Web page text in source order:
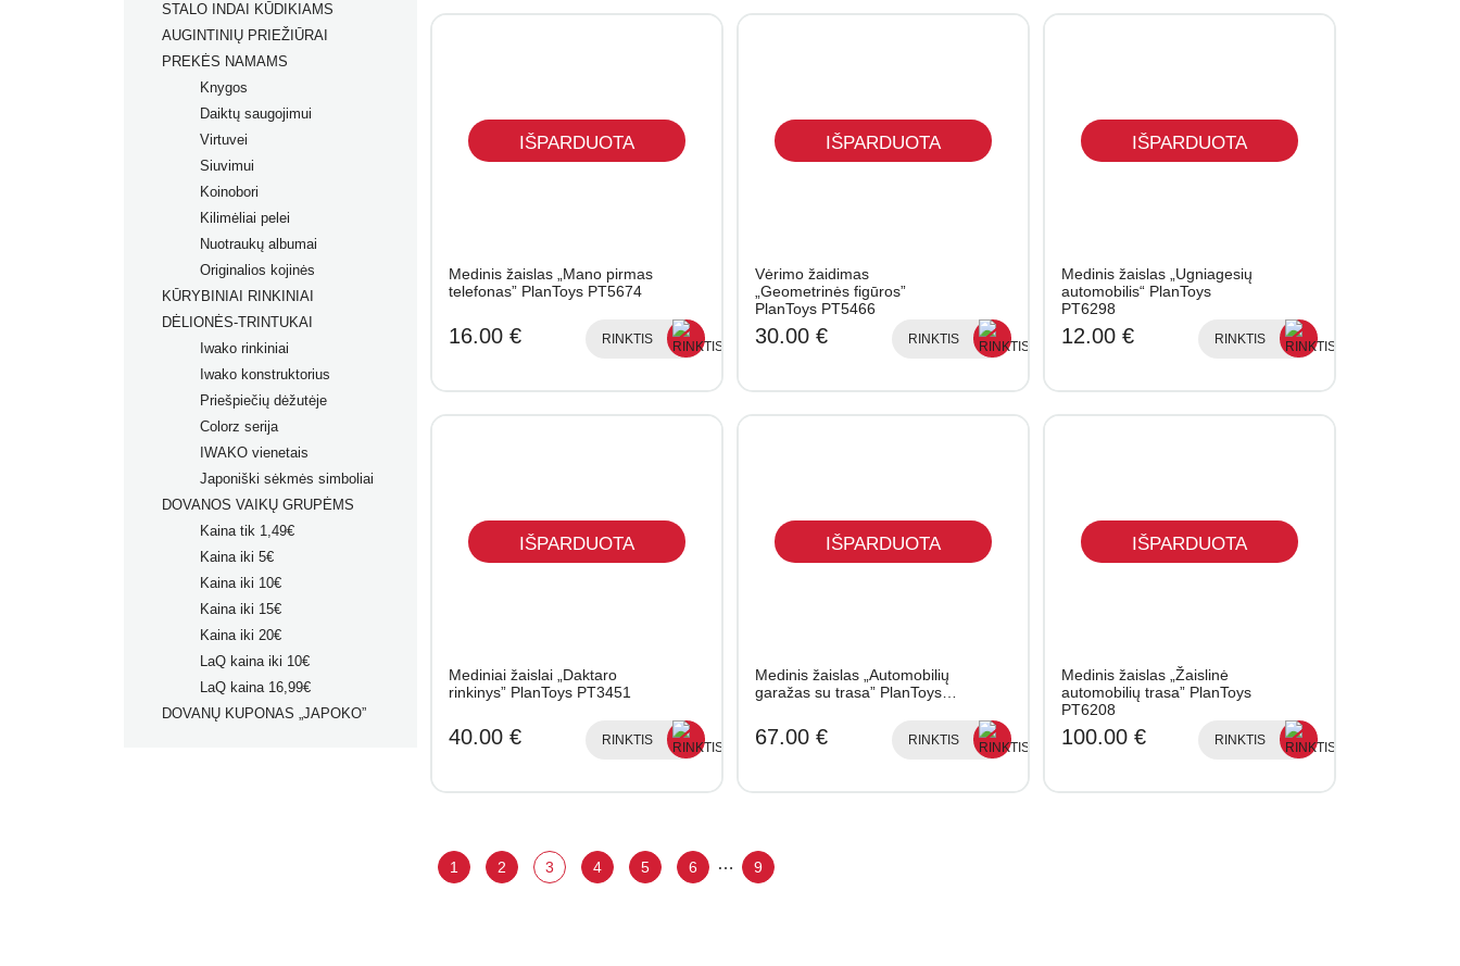
STALO INDAI KŪDIKIAMS
AUGINTINIŲ PRIEŽIŪRAI
PREKĖS NAMAMS
Knygos
Daiktų saugojimui
Virtuvei
Siuvimui
Koinobori
Kilimėliai pelei
Nuotraukų albumai
Originalios kojinės
KŪRYBINIAI RINKINIAI
DĖLIONĖS-TRINTUKAI
Iwako rinkiniai
Iwako konstruktorius
Priešpiečių dėžutėje
Colorz serija
IWAKO vienetais
Japoniški sėkmės simboliai
DOVANOS VAIKŲ GRUPĖMS
Kaina tik 1,49€
Kaina iki 5€
Kaina iki 10€
Kaina iki 15€
Kaina iki 20€
LaQ kaina iki 10€
LaQ kaina 16,99€
DOVANŲ KUPONAS „JAPOKO”
IŠPARDUOTA
Medinis žaislas „Mano pirmas
telefonas” PlanToys PT5674
16.00 € RINKTIS
IŠPARDUOTA
Vėrimo žaidimas
„Geometrinės figūros”
PlanToys PT5466
30.00 € RINKTIS
IŠPARDUOTA
Medinis žaislas „Ugniagesių
automobilis“ PlanToys
PT6298
12.00 € RINKTIS
IŠPARDUOTA
Mediniai žaislai „Daktaro
rinkinys” PlanToys PT3451
40.00 € RINKTIS
IŠPARDUOTA
Medinis žaislas „Automobilių
garažas su trasa” PlanToys…
67.00 € RINKTIS
IŠPARDUOTA
Medinis žaislas „Žaislinė
automobilių trasa” PlanToys
PT6208
100.00 € RINKTIS
1 2 3 4 5 6 … 9